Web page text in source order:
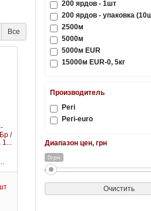
Все
/
1...
200 ярдов - 1шт
200 ярдов - упаковка
2500м
5000м
5000м EUR
15000м EUR-0, 5кг
Производитель
Peri
Peri-euro
Диапазон цен, грн
0грн
Очистить